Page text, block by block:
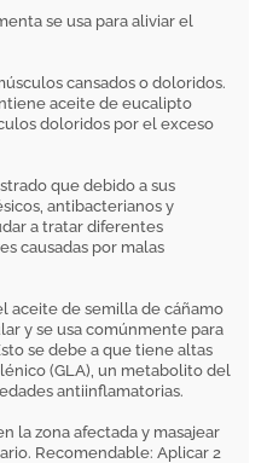
se usa para aliviar el
cansados o doloridos.
aceite de eucalipto
doloridos por el exceso
que debido a sus
antibacterianos y
a tratar diferentes
causadas por malas
aceite de semilla de cáñamo
y se usa comúnmente para
se debe a que tiene altas
(GLA), un metabolito del
antiinflamatorias.
la zona afectada y masajear
Recomendable: Aplicar 2